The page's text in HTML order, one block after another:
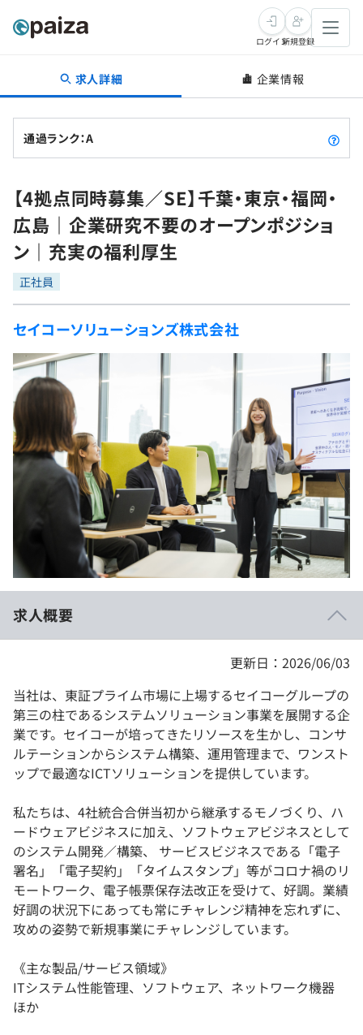
転職・キャリア
転職成功ガイド
転職エージェント
インタビュー
転職成功ガイド
新卒就活
求人検索
本選考
インターン
新卒エージェント
イベント・セミナー
インタビュー
就活成功ガイド
学習
講座一覧
問題集
4択課題
ナレッジ
リファレンス
プラン
個人向けプラン
法人向けプラン
学校向けプラン
契約内容・クーポン
スキルチェック
プログラミング言語
評価結果一覧
再チャレンジ結果一覧
ゲーム・マンガ
Tech Team Journal
paiza times
note
paizaとは？
ログイン新規登録
求人詳細 企業情報
通過ランク：A
【4拠点同時募集／SE】千葉・東京・福岡・
広島｜企業研究不要のオープンポジショ
ン｜充実の福利厚生
正社員
セイコーソリューションズ株式会社
求人概要
更新日：2026/06/03
当社は、東証プライム市場に上場するセイコーグループの
第三の柱であるシステムソリューション事業を展開する企
業です。セイコーが培ってきたリソースを生かし、コンサ
ルテーションからシステム構築、運用管理まで、ワンスト
ップで最適なICTソリューションを提供しています。
私たちは、4社統合合併当初から継承するモノづくり、ハ
ードウェアビジネスに加え、ソフトウェアビジネスとして
のシステム開発／構築、 サービスビジネスである「電子
署名」「電子契約」「タイムスタンプ」等がコロナ禍のリ
モートワーク、電子帳票保存法改正を受けて、好調。業績
好調の状況下にあっても常にチャレンジ精神を忘れずに、
攻めの姿勢で新規事業にチャレンジしています。
《主な製品/サービス領域》
ITシステム性能管理、ソフトウェア、ネットワーク機器
ほか